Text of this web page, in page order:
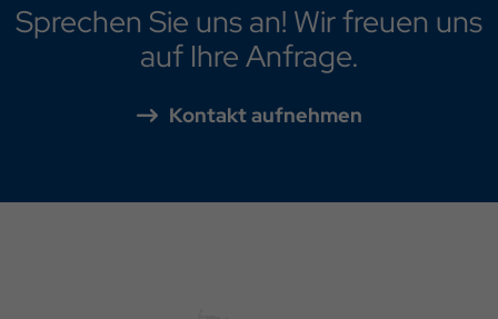
Sprechen Sie uns an! Wir freuen uns
auf Ihre Anfrage.
Kontakt aufnehmen